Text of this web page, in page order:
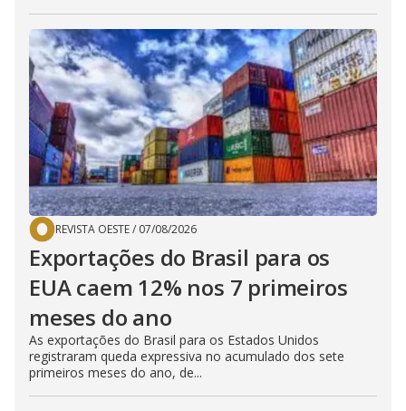
REVISTA OESTE/ 07/08/2026
Exportações do Brasil para os
EUA caem 12% nos 7 primeiros
meses do ano
As exportações do Brasil para os Estados Unidos
registraram queda expressiva no acumulado dos sete
primeiros meses do ano, de...